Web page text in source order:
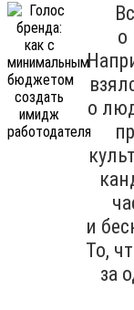
о
о
и
То,
за